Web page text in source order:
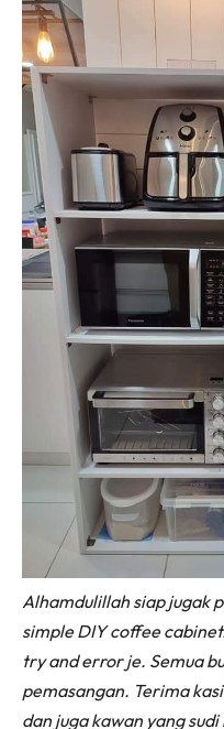
Alhamdulillah siap jugak
simple DIY coffee
try and error je. Semua
pemasangan. Terima
dan juga kawan yang